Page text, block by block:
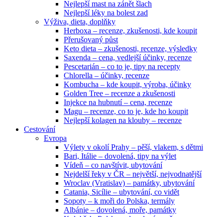
Nejlepší mast na zánět šlach
Nejlepší léky na bolest zad
Výživa, dieta, doplňky
Herboxa – recenze, zkušenosti, kde koupit
Přerušovaný půst
Keto dieta – zkušenosti, recenze, výsledky
Saxenda – cena, vedlejší účinky, recenze
Pescetarián – co to je, tipy na recepty
Chlorella – účinky, recenze
Kombucha – kde koupit, výroba, účinky
Golden Tree – recenze a zkušenosti
Injekce na hubnutí – cena, recenze
Magu – recenze, co to je, kde ho koupit
Nejlepší kolagen na klouby – recenze
Cestování
Evropa
Výlety v okolí Prahy – pěší, vlakem, s dětmi
Bari, Itálie – dovolená, tipy na výlet
Vídeň – co navštívit, ubytování
Nejdelší řeky v ČR – největší, nejvodnatější
Wroclav (Vratislav) – památky, ubytování
Catania, Sicílie – ubytování, co vidět
Sopoty – k moři do Polska, termály
Albánie – dovolená, moře, památky